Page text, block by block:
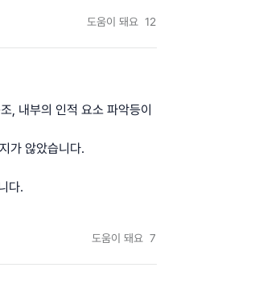
도움이 돼요 12
, 내부의 인적 요소 파악등이
가 않았습니다.
다.
도움이 돼요 7